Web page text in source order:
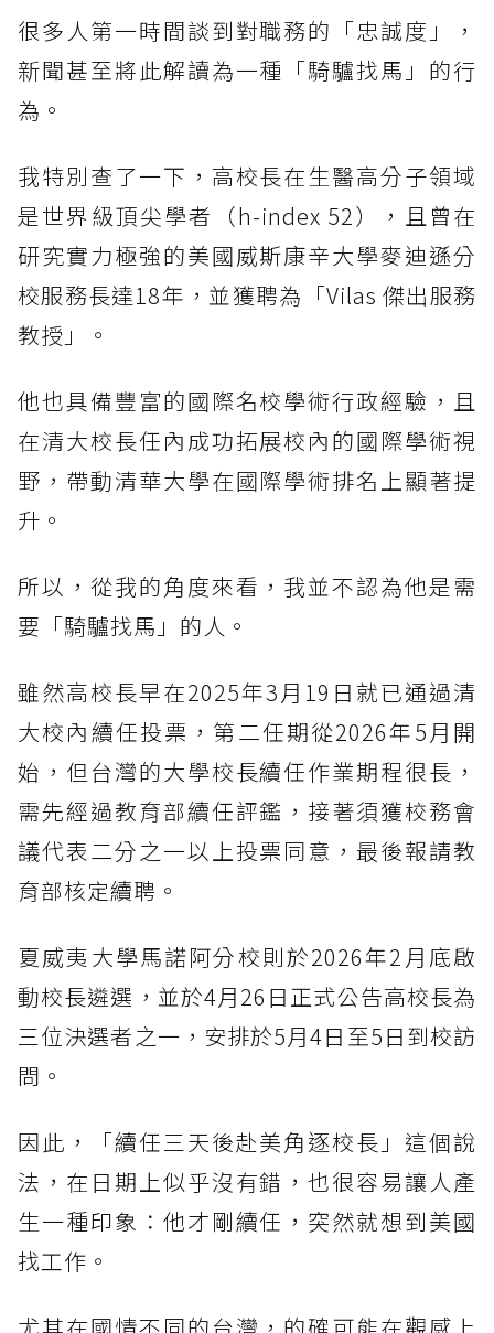
很多人第一時間談到對職務的「忠誠度」，
新聞甚至將此解讀為一種「騎驢找馬」的行
為。
我特別查了一下，高校長在生醫高分子領域
是世界級頂尖學者（h-index 52），且曾在
研究實力極強的美國威斯康辛大學麥迪遜分
校服務長達18年，並獲聘為「Vilas 傑出服務
教授」。
他也具備豐富的國際名校學術行政經驗，且
在清大校長任內成功拓展校內的國際學術視
野，帶動清華大學在國際學術排名上顯著提
升。
所以，從我的角度來看，我並不認為他是需
要「騎驢找馬」的人。
雖然高校長早在2025年3月19日就已通過清
大校內續任投票，第二任期從2026年5月開
始，但台灣的大學校長續任作業期程很長，
需先經過教育部續任評鑑，接著須獲校務會
議代表二分之一以上投票同意，最後報請教
育部核定續聘。
夏威夷大學馬諾阿分校則於2026年2月底啟
動校長遴選，並於4月26日正式公告高校長為
三位決選者之一，安排於5月4日至5日到校訪
問。
因此，「續任三天後赴美角逐校長」這個說
法，在日期上似乎沒有錯，也很容易讓人產
生一種印象：他才剛續任，突然就想到美國
找工作。